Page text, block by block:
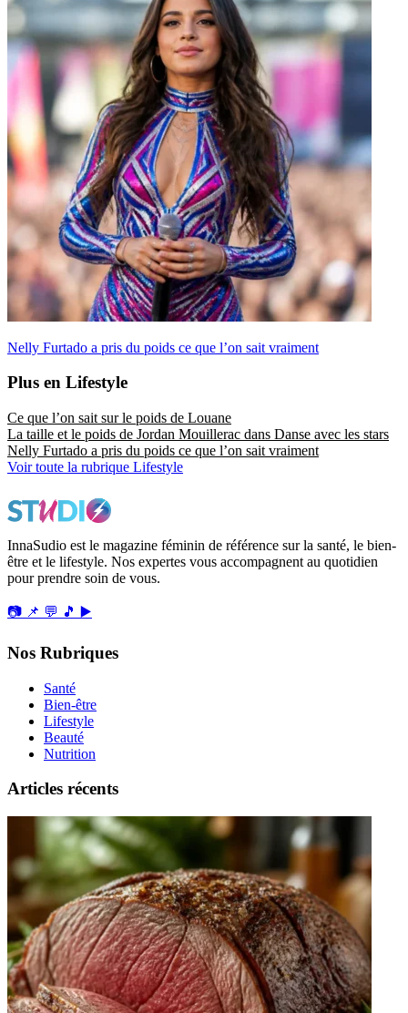
Nelly Furtado a pris du poids ce que l’on sait vraiment
Plus en Lifestyle
Ce que l’on sait sur le poids de Louane
La taille et le poids de Jordan Mouillerac dans Danse avec les stars
Nelly Furtado a pris du poids ce que l’on sait vraiment
Voir toute la rubrique Lifestyle
InnaSudio est le magazine féminin de référence sur la santé, le bien-
être et le lifestyle. Nos expertes vous accompagnent au quotidien
pour prendre soin de vous.
📷 📌 💬 🎵 ▶️
Nos Rubriques
Santé
Bien-être
Lifestyle
Beauté
Nutrition
Articles récents